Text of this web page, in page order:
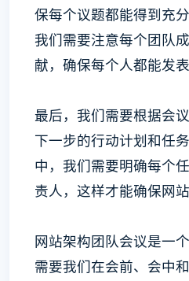
保每个议题都能得到充
我们需要注意每个团队
献，确保每个人都能发
最后，我们需要根据会
下一步的行动计划和任
中，我们需要明确每个
责人，这样才能确保网
网站架构团队会议是一
需要我们在会前、会中